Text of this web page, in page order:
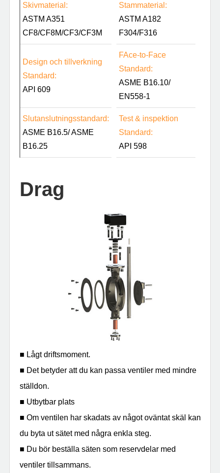
Skivmaterial:
ASTM A351
CF8/CF8M/CF3/CF3M
Stammaterial:
ASTM A182
F304/F316
Design och tillverkning
Standard:
API 609
FAce-to-Face
Standard:
ASME B16.10/
EN558-1
Slutanslutningsstandard:
ASME B16.5/ ASME
B16.25
Test & inspektion
Standard:
API 598
Drag
■ Lågt driftsmoment.
■ Det betyder att du kan passa ventiler med mindre
ställdon.
■ Utbytbar plats
■ Om ventilen har skadats av något oväntat skäl kan
du byta ut sätet med några enkla steg.
■ Du bör beställa säten som reservdelar med
ventiler tillsammans.